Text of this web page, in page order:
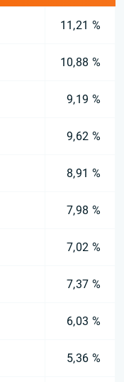
11,21 %
10,88 %
9,19 %
9,62 %
8,91 %
7,98 %
7,02 %
7,37 %
6,03 %
5,36 %